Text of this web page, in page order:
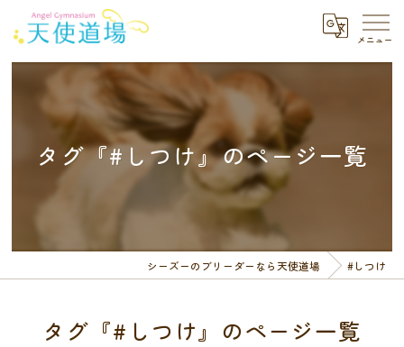
タグ『#しつけ』のページ一覧
シーズーのブリーダーなら天使道場 #しつけ
タグ『#しつけ』のページ一覧